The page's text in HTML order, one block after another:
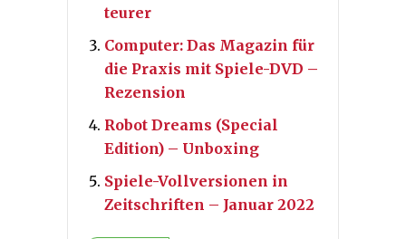
teurer
Computer: Das Magazin für
die Praxis mit Spiele-DVD –
Rezension
Robot Dreams (Special
Edition) – Unboxing
Spiele-Vollversionen in
Zeitschriften – Januar 2022